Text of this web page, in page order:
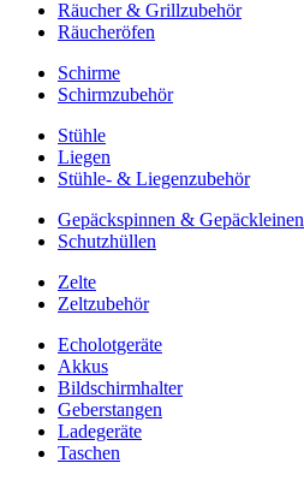
Räucher & Grillzubehör
Räucheröfen
Schirme
Schirmzubehör
Stühle
Liegen
Stühle- & Liegenzubehör
Gepäckspinnen & Gepäckleinen
Schutzhüllen
Zelte
Zeltzubehör
Echolotgeräte
Akkus
Bildschirmhalter
Geberstangen
Ladegeräte
Taschen